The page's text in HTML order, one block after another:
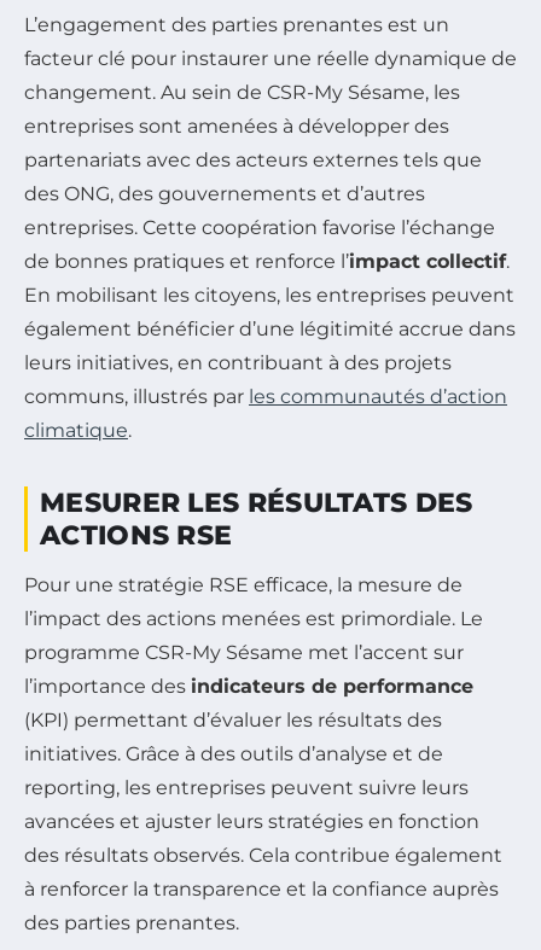
L’engagement des parties prenantes est un
facteur clé pour instaurer une réelle dynamique de
changement. Au sein de CSR-My Sésame, les
entreprises sont amenées à développer des
partenariats avec des acteurs externes tels que
des ONG, des gouvernements et d’autres
entreprises. Cette coopération favorise l’échange
de bonnes pratiques et renforce l’impact collectif.
En mobilisant les citoyens, les entreprises peuvent
également bénéficier d’une légitimité accrue dans
leurs initiatives, en contribuant à des projets
communs, illustrés par les communautés d’action
climatique.
MESURER LES RÉSULTATS DES
ACTIONS RSE
Pour une stratégie RSE efficace, la mesure de
l’impact des actions menées est primordiale. Le
programme CSR-My Sésame met l’accent sur
l’importance des indicateurs de performance
(KPI) permettant d’évaluer les résultats des
initiatives. Grâce à des outils d’analyse et de
reporting, les entreprises peuvent suivre leurs
avancées et ajuster leurs stratégies en fonction
des résultats observés. Cela contribue également
à renforcer la transparence et la confiance auprès
des parties prenantes.